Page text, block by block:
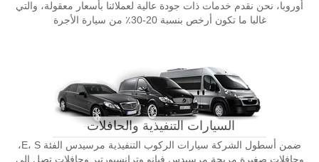
أوروبا، نحن نقدم خدمات ذات جودة عالية لعملائنا بأسعار معقولة، والتي
غالبا ما تكون أرخص بنسبة 20-30٪ من سيارة الأجرة
السيارات التنفيذية والحافلات
ضمن أسطول الشركة سيارات الركوب التنفيذية مرسيدس الفئة E، S،
وحافلات صغيرة مريحة مرسيدس فيانو وترانسبورتير وحافلات تصل إلى